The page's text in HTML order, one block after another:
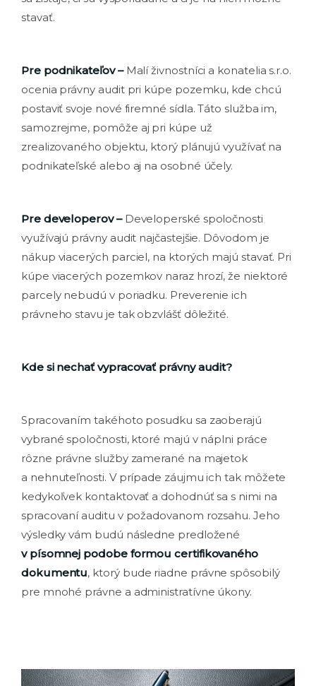
stavať.
Pre podnikateľov – Malí živnostníci a konatelia s.r.o.
ocenia právny audit pri kúpe pozemku, kde chcú
postaviť svoje nové firemné sídla. Táto služba im,
samozrejme, pomôže aj pri kúpe už
zrealizovaného objektu, ktorý plánujú využívať na
podnikateľské alebo aj na osobné účely.
Pre developerov – Developerské spoločnosti
využívajú právny audit najčastejšie. Dôvodom je
nákup viacerých parciel, na ktorých majú stavať. Pri
kúpe viacerých pozemkov naraz hrozí, že niektoré
parcely nebudú v poriadku. Preverenie ich
právneho stavu je tak obzvlášť dôležité.
Kde si nechať vypracovať právny audit?
Spracovaním takéhoto posudku sa zaoberajú
vybrané spoločnosti, ktoré majú v náplni práce
rôzne právne služby zamerané na majetok
a nehnuteľnosti. V prípade záujmu ich tak môžete
kedykoľvek kontaktovať a dohodnúť sa s nimi na
spracovaní auditu v požadovanom rozsahu. Jeho
výsledky vám budú následne predložené
v písomnej podobe formou certifikovaného
dokumentu, ktorý bude riadne právne spôsobilý
pre mnohé právne a administratívne úkony.